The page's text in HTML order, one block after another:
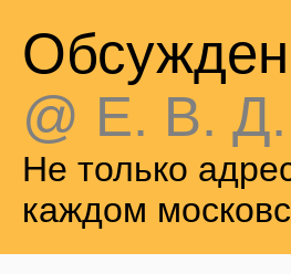
@ Е. В. Д.
Не только
каждом